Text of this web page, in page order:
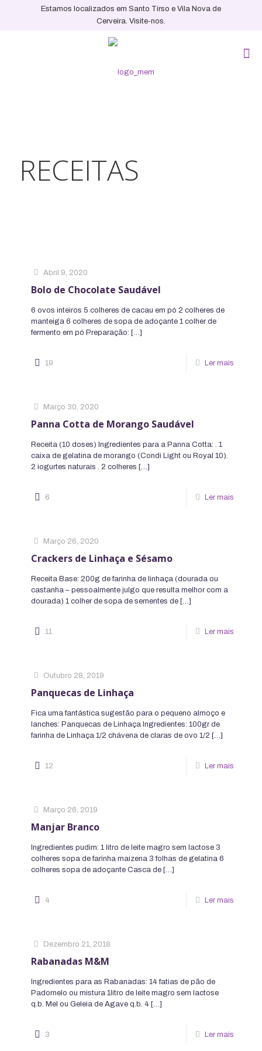
Estamos localizados em Santo Tirso e Vila Nova de
Cerveira. Visite-nos.
RECEITAS
Abril 9, 2020
Bolo de Chocolate Saudável
6 ovos inteiros 5 colheres de cacau em pó 2 colheres de
manteiga 6 colheres de sopa de adoçante 1 colher de
fermento em pó Preparação: […]
19 Ler mais
Março 30, 2020
Panna Cotta de Morango Saudável
Receita (10 doses) Ingredientes para a Panna Cotta: . 1
caixa de gelatina de morango (Condi Light ou Royal 10).
2 iogurtes naturais . 2 colheres […]
6 Ler mais
Março 26, 2020
Crackers de Linhaça e Sésamo
Receita Base: 200g de farinha de linhaça (dourada ou
castanha – pessoalmente julgo que resulta melhor com a
dourada) 1 colher de sopa de sementes de […]
11 Ler mais
Outubro 28, 2019
Panquecas de Linhaça
Fica uma fantástica sugestão para o pequeno almoço e
lanches: Panquecas de Linhaça Ingredientes: 100gr de
farinha de Linhaça 1/2 chávena de claras de ovo 1/2 […]
12 Ler mais
Março 26, 2019
Manjar Branco
Ingredientes pudim: 1 litro de leite magro sem lactose 3
colheres sopa de farinha maizena 3 folhas de gelatina 6
colheres sopa de adoçante Casca de […]
4 Ler mais
Dezembro 21, 2018
Rabanadas M&M
Ingredientes para as Rabanadas: 14 fatias de pão de
Padornelo ou mistura 1litro de leite magro sem lactose
q.b. Mel ou Geleia de Agave q.b. 4 […]
3 Ler mais